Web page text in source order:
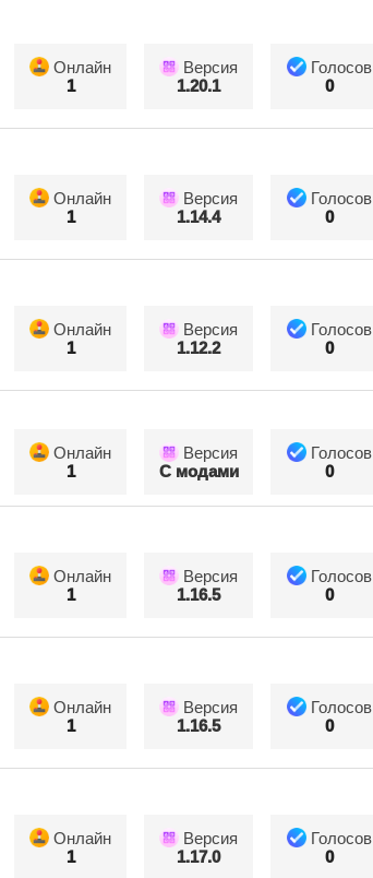
Онлайн
1
Версия
1.20.1
Голосов
0
Онлайн
1
Версия
1.14.4
Голосов
0
Онлайн
1
Версия
1.12.2
Голосов
0
Онлайн
1
Версия
С модами
Голосов
0
Онлайн
1
Версия
1.16.5
Голосов
0
Онлайн
1
Версия
1.16.5
Голосов
0
Онлайн
1
Версия
1.17.0
Голосов
0